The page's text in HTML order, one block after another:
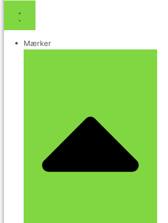
Mærker